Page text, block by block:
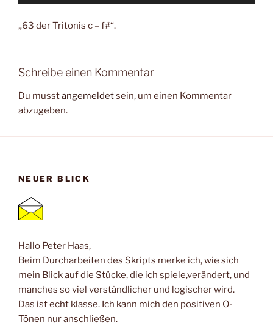
„63 der Tritonis c – f#“.
Schreibe einen Kommentar
Du musstangemeldetsein, um einen Kommentar
abzugeben.
NEUER BLICK
Hallo Peter Haas,
Beim Durcharbeiten des Skripts merke ich, wie sich
mein Blick auf die Stücke, die ich spiele,verändert, und
manches so viel verständlicher und logischer wird.
Das ist echt klasse. Ich kann mich den positiven O-
Tönen nur anschließen.